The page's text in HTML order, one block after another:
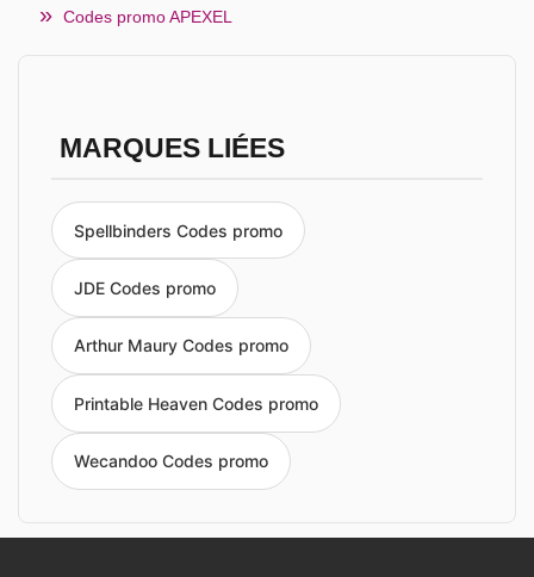
Codes promo APEXEL
MARQUES LIÉES
Spellbinders Codes promo
JDE Codes promo
Arthur Maury Codes promo
Printable Heaven Codes promo
Wecandoo Codes promo